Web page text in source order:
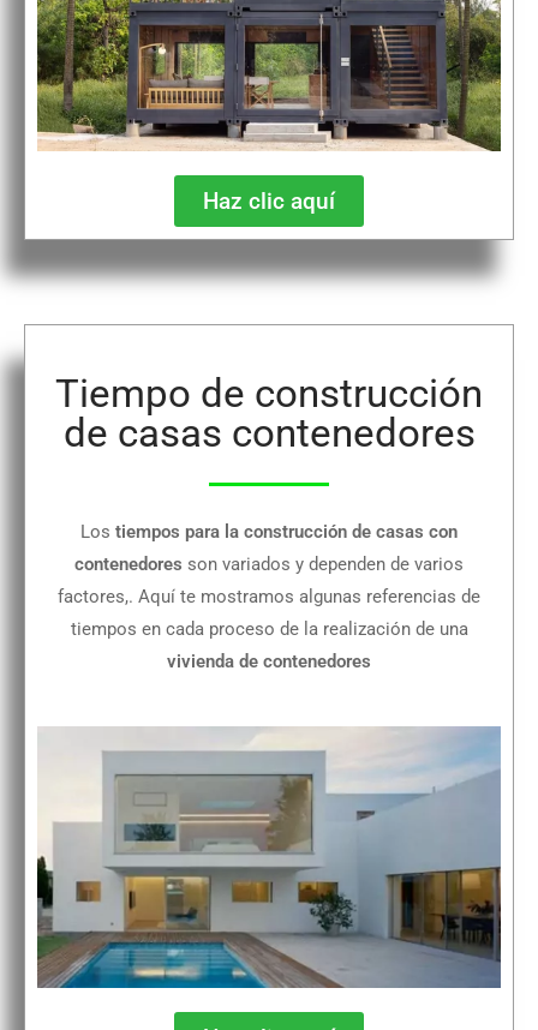
Haz clic aquí
Tiempo de construcción
de casas contenedores
Los tiempos para la construcción de casas con
contenedores son variados y dependen de varios
factores,. Aquí te mostramos algunas referencias de
tiempos en cada proceso de la realización de una
vivienda de contenedores